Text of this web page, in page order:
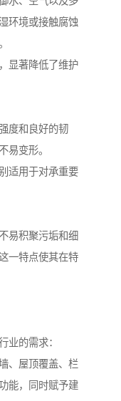
环境或接触腐蚀
显著降低了维护
度和良好的韧
易变形。
适用于对承重要
易积聚污垢和细
一特点使其在特
业的需求：
、屋顶覆盖、栏
能，同时赋予建